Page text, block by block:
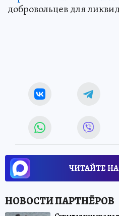
добровольцев для
ЧИТАЙТЕ